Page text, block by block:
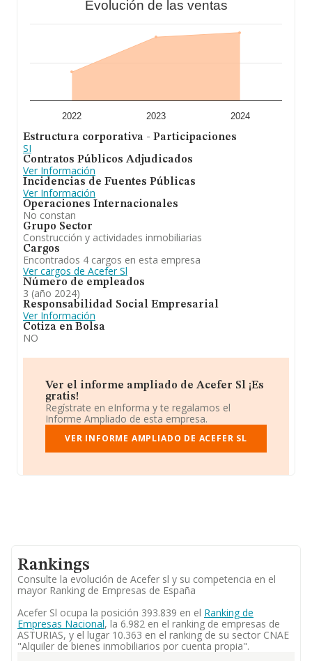
Para concluir,Acefer S.L se dedica a compra,
solares. construcciones, administración y disposicion de
edificios gestión inmobiliaria realización de inversiones
sobre bienes inmuebles. En cuanto a la posición en el
ranking de sectores, la empresa ha perdido posiciones
frente al 2023. Frente al 2023, en el ranking nacional, de
Evolución de las ventas
2022 2023 2024
Estructura corporativa - Participaciones
SI
Contratos Públicos Adjudicados
Ver Información
Incidencias de Fuentes Públicas
Ver Información
Operaciones Internacionales
No constan
Grupo Sector
Construcción y actividades inmobiliarias
Cargos
Encontrados 4 cargos en esta empresa
Ver cargos de Acefer Sl
Número de empleados
3 (año 2024)
Responsabilidad Social Empresarial
Ver Información
Cotiza en Bolsa
NO
Ver el informe ampliado de Acefer Sl ¡Es
gratis!
Regístrate en eInforma y te regalamos el
Informe Ampliado de esta empresa.
VER INFORME AMPLIADO DE ACEFER SL
Rankings
Consulte la evolución de Acefer sl y su competencia en el
mayor Ranking de Empresas de España
Acefer Sl ocupa la posición 393.839 en el Ranking de
Empresas Nacional, la 6.982 en el ranking de empresas de
ASTURIAS, y el lugar 10.363 en el ranking de su sector CNAE
"Alquiler de bienes inmobiliarios por cuenta propia".